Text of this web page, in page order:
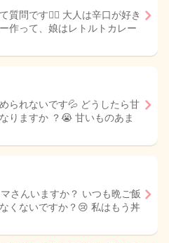
質問です🙇‍♀️ 大人は辛口が好き
作って、娘はレトルトカレー
られないです💦 どうしたら甘
りますか ？😭 甘いものあま
さんいますか？ いつも晩ご飯
くないですか？😢 私はもう丼